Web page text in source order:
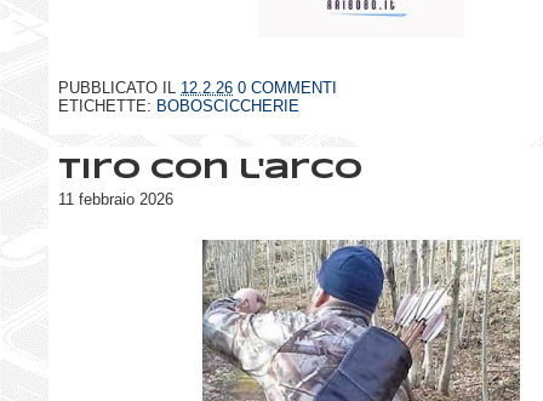
PUBBLICATO IL 12.2.26 0 COMMENTI
ETICHETTE: BOBOSCICCHERIE
Tiro con l'arco
11 febbraio 2026